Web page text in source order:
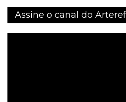
Assine o canal do